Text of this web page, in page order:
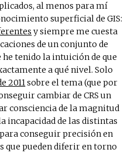
al menos para mí
superficial de GIS:
y siempre me cuesta
de un conjunto de
tenido la intuición de que
a qué nivel. Solo
2011sobre el tema (que por
cambiar de CRS un
consciencia de la magnitud
incapacidad de las distintas
conseguir precisión en
que pueden diferir en torno